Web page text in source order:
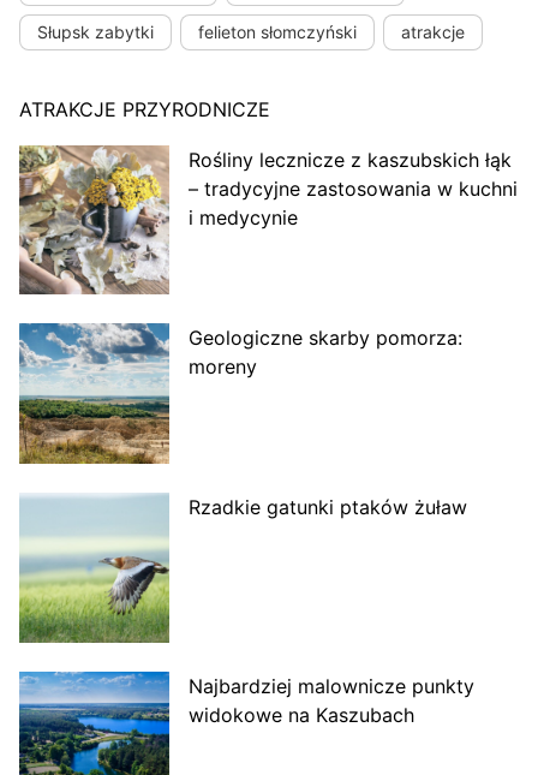
Słupsk zabytki felieton słomczyński atrakcje
ATRAKCJE PRZYRODNICZE
Rośliny lecznicze z kaszubskich łąk
– tradycyjne zastosowania w kuchni
i medycynie
Geologiczne skarby pomorza:
moreny
Rzadkie gatunki ptaków żuław
Najbardziej malownicze punkty
widokowe na Kaszubach